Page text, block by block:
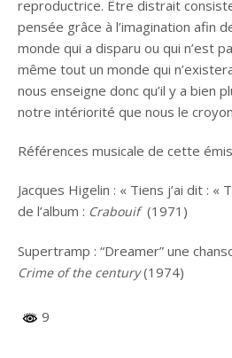
reproductrice. Être distrait
pensée grâce à l’imagination afin
monde qui a disparu ou qui n’est
même tout un monde qui
nous enseigne donc qu’il y a bien
notre intériorité que nous le
Références musicale de cette
Jacques Higelin : « Tiens j’ai dit : «
de l’album : Crabouif(1971)
Supertramp : “Dreamer” une
Crime of the century(1974)
9